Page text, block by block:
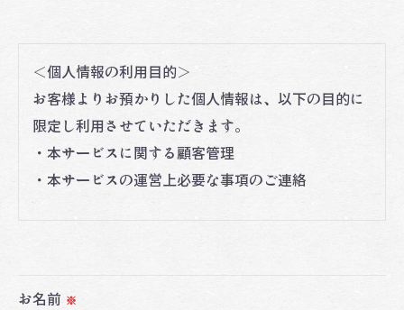
＜個人情報の利用目的＞
お客様よりお預かりした個人情報は、以下の目的に
限定し利用させていただきます。
・本サービスに関する顧客管理
・本サービスの運営上必要な事項のご連絡
られた場合を除き、
お名前 ※